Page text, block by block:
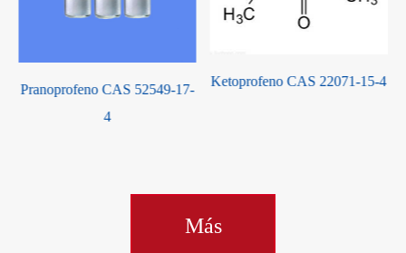
17-
Ketoprofeno CAS 22071-15-4
Metocarbamol CAS 532-
Más